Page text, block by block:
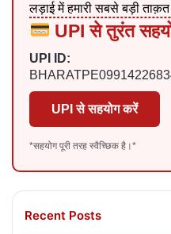
लड़ाई में हमारी सबसे बड़ी
UPI से तुरंत
UPI ID:
UPI से सहयोग करें
*सहयोग पूरी तरह स्वैच्छिक है।*
Recent Posts